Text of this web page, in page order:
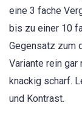
eine 3 fache
bis zu einer 10
Gegensatz zum
Variante rein
knackig scharf.
und Kontrast.